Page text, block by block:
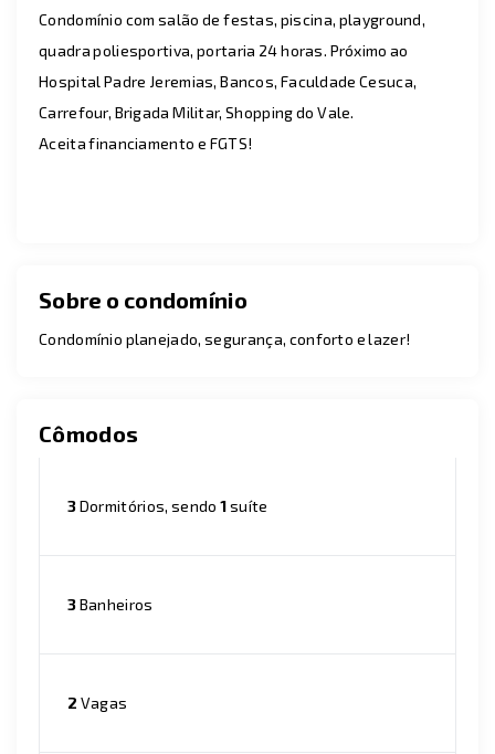
Condomínio com salão de festas, piscina, playground,
quadra poliesportiva, portaria 24 horas. Próximo ao
Hospital Padre Jeremias, Bancos, Faculdade Cesuca,
Carrefour, Brigada Militar, Shopping do Vale.
Aceita financiamento e FGTS!
Sobre o condomínio
Condomínio planejado, segurança, conforto e lazer!
Cômodos
3Dormitórios, sendo1suíte
3Banheiros
2 Vagas